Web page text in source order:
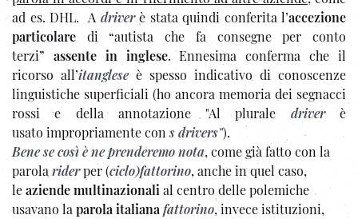
ad es. DHL. A driverè stata quindi conferita l’accezione
particolare di
“autista che fa consegne per conto
terzi” assente in inglese. Ennesima conferma che il
ricorso all’itangleseè spesso indicativo di conoscenze
linguistiche superficiali (ho ancora memoria dei segnacci
rossi e della annotazione "Al plurale driverè
usato impropriamente consdrivers").
Bene se così è ne prenderemo nota, come già fatto con la
parola riderper (ciclo)fattorino, anche in quel caso,
leaziende multinazionali al centro delle polemiche
usavano la parola italiana fattorino, invece istituzioni,